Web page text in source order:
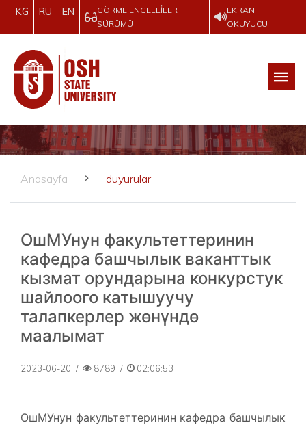
KG RU EN
GÖRME ENGELLILER
SÜRÜMÜ
EKRAN
OKUYUCU
Anasayfa duyurular
ОшМУнун факультеттеринин
кафедра башчылык ваканттык
кызмат орундарына конкурстук
шайлоого катышуучу
талапкерлер жөнүндө
маалымат
2023-06-20 / 8789 / 02:06:53
ОшМУнун факультеттеринин кафедра башчылык